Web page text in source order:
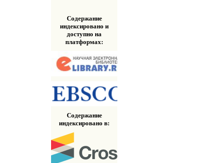
Содержание
индексировано и
доступно на
платформах:
Содержание
индексировано в: